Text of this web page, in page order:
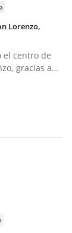
Lorenzo,
el centro de
gracias a…